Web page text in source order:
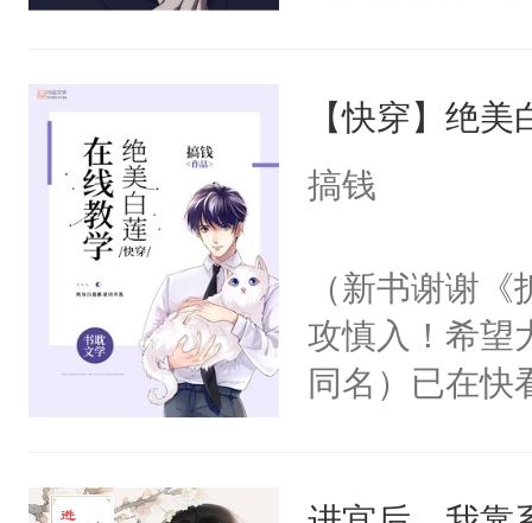
来，给老公
用力——为你
【快穿】绝
搞钱
（新书谢谢
攻慎入！希望
同名）已在快